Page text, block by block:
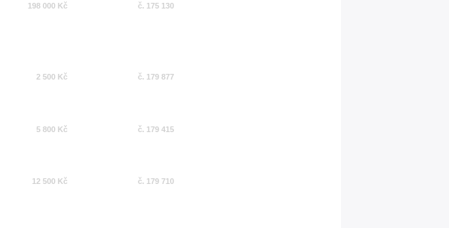
198 000 Kč č. 175 130
2 500 Kč č. 179 877
5 800 Kč č. 179 415
12 500 Kč č. 179 710